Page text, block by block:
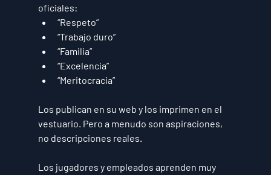
oficiales:
“Respeto”
“Trabajo duro”
“Familia”
“Excelencia”
“Meritocracia”
Los publican en su web y los imprimen en el
vestuario. Pero a menudo son aspiraciones,
no descripciones reales.
Los jugadores y empleados aprenden muy